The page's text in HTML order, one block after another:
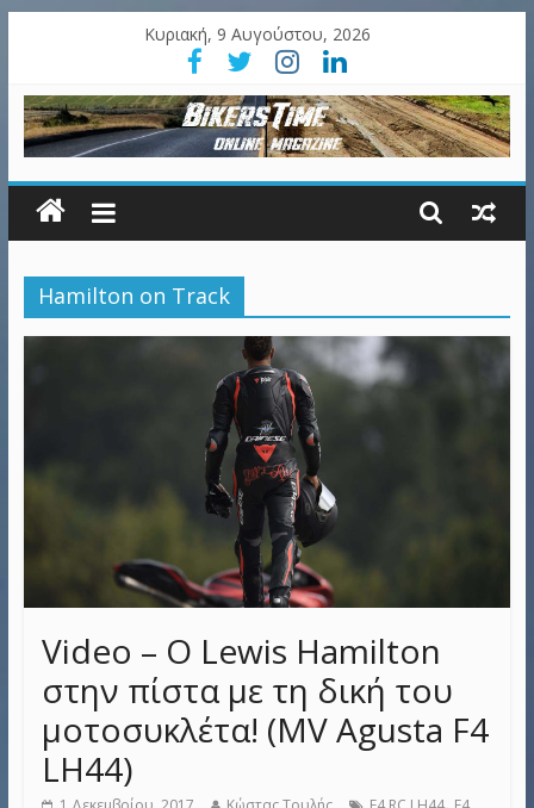
Κυριακή, 9 Αυγούστου, 2026
Hamilton on Track
Video – Ο Lewis Hamilton
στην πίστα με τη δική του
μοτοσυκλέτα! (MV Agusta F4
LH44)
,